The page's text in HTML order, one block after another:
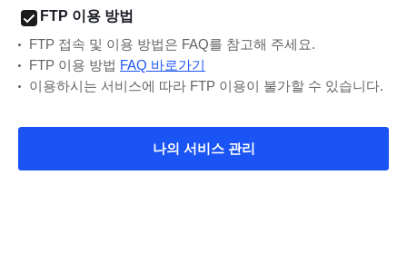
FTP 이용 방법
FTP 접속 및 이용 방법은 FAQ를 참고해 주세요.
FTP 이용 방법 FAQ 바로가기
이용하시는 서비스에 따라 FTP 이용이 불가할 수 있습니다.
나의 서비스 관리